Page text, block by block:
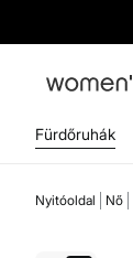
Fürdőruhák
Nyitóoldal Nő